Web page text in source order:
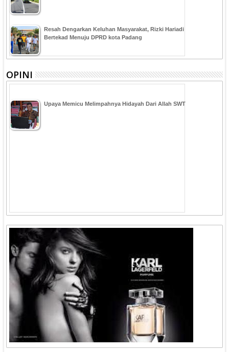
Resah Dengarkan Keluhan Masyarakat, Rizki Hariadi
Bertekad Menuju DPRD kota Padang
OPINI
Upaya Memicu Melimpahnya Hidayah Dari Allah SWT